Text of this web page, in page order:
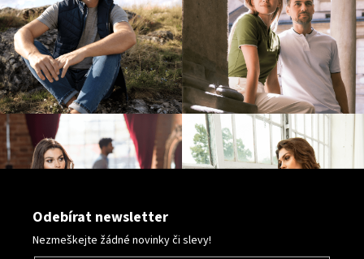
s
u
Odebírat newsletter
Nezmeškejte žádné novinky či slevy!